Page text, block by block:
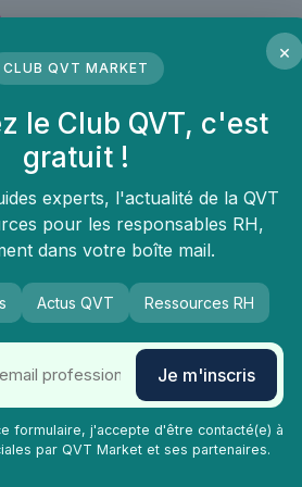
la QVT Espaces travail
bureaux dans le
×
CLUB QVT MARKET
le Club QVT, c'est
gratuit !
experts, l'actualité de la QVT
pour les responsables RH,
dans votre boîte mail.
Actus QVT Ressources RH
Je m'inscris
formulaire, j'accepte d'être contacté(e) à
par QVT Market et ses partenaires.
cookies